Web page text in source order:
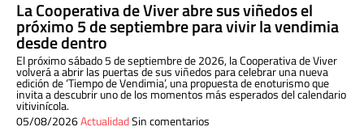
La Cooperativa de Viver abre sus viñedos el
próximo 5 de septiembre para vivir la vendimia
desde dentro
El próximo sábado 5 de septiembre de 2026, la Cooperativa de Viver
volverá a abrir las puertas de sus viñedos para celebrar una nueva
edición de ‘Tiempo de Vendimia’, una propuesta de enoturismo que
invita a descubrir uno de los momentos más esperados del calendario
vitivinícola.
05/08/2026ActualidadSin comentarios